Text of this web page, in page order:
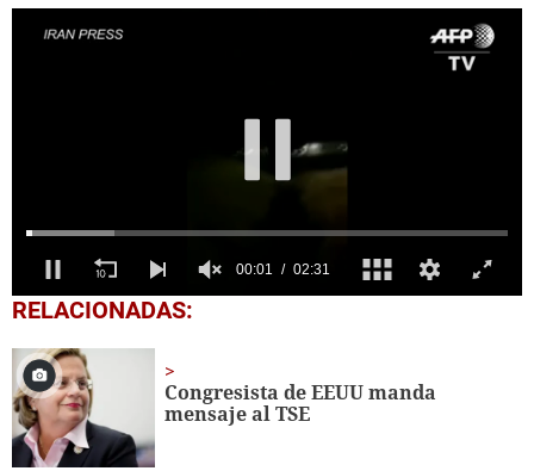
0
of
minutes,
31
seconds
RELACIONADAS:
Congresista de EEUU manda
mensaje al TSE